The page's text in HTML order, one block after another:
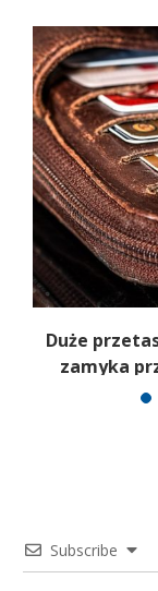
Duże
zamyka
Subscribe